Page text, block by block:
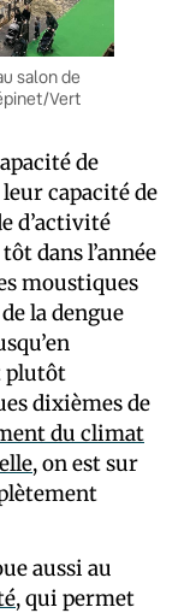
salon de
Vert
de
capacité de
d’activité
dans l’année
moustiques
la dengue
plutôt
dixièmes de
du climat
, on est sur
aussi au
, qui permet